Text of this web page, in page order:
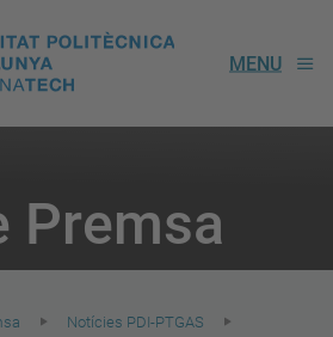
MENU
Premsa
Notícies PDI-PTGAS